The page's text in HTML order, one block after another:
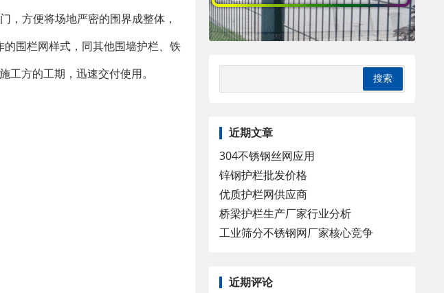
方便将场地严密的围界成整体，
围栏网样式，同其他围墙护栏、铁
方的工期，迅速交付使用。
近期文章
304不锈钢丝网应用
锌钢护栏批发价格
优质护栏网供应商
桥梁护栏生产厂家行业分析
工业筛分不锈钢网厂家核心竞争
近期评论